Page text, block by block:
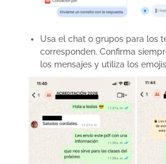
Usa el chat o grupos para los
corresponden. Confirma
los mensajes y utiliza los